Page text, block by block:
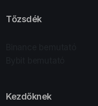
Tőzsdék
Kezdőknek